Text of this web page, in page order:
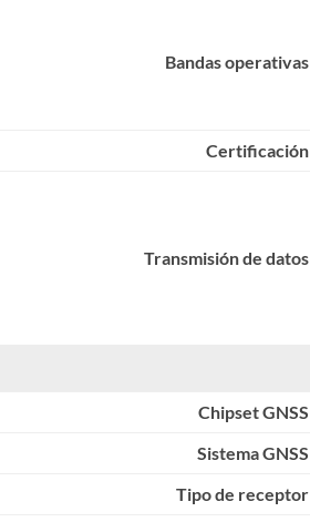
Bandas operativas
Certificación
Transmisión de datos
Chipset GNSS
Sistema GNSS
Tipo de receptor